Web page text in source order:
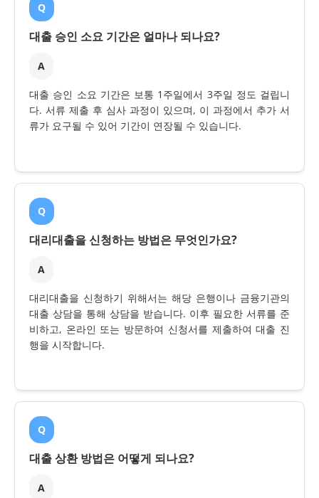
Q
대출 승인 소요 기간은 얼마나 되나요?
A
대출 승인 소요 기간은 보통 1주일에서 3주일 정도 걸립니
다. 서류 제출 후 심사 과정이 있으며, 이 과정에서 추가 서
류가 요구될 수 있어 기간이 연장될 수 있습니다.
Q
대리대출을 신청하는 방법은 무엇인가요?
A
대리대출을 신청하기 위해서는 해당 은행이나 금융기관의
대출 상담을 통해 상담을 받습니다. 이후 필요한 서류를 준
비하고, 온라인 또는 방문하여 신청서를 제출하여 대출 진
행을 시작합니다.
Q
대출 상환 방법은 어떻게 되나요?
A